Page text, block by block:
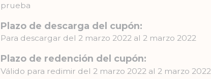
prueba
Plazo de descarga del cupón:
Para descargar del 2 marzo 2022 al 2 marzo 2022
Plazo de redención del cupón:
Válido para redimir del 2 marzo 2022 al 2 marzo 2022